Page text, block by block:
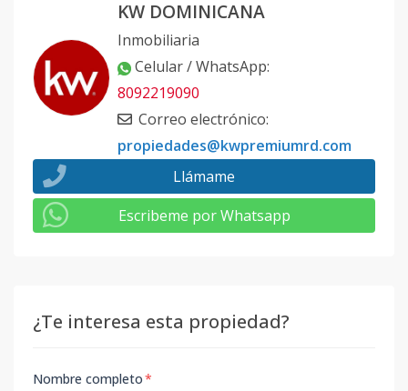
KW DOMINICANA
Inmobiliaria
Celular / WhatsApp:
8092219090
Correo electrónico:
propiedades@kwpremiumrd.com
Llámame
Escribeme por Whatsapp
¿Te interesa esta propiedad?
Nombre completo*